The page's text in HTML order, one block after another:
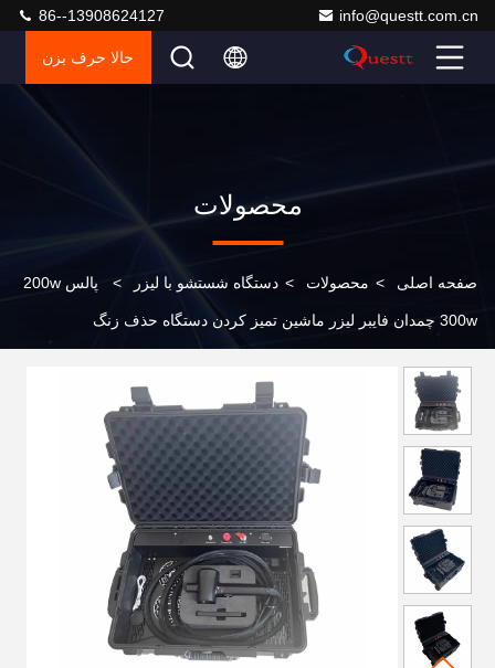
info@questt.com.cn
86--13908624127
حالا حرف بزن
محصولات
صفحه اصلی > محصولات > دستگاه شستشو با لیزر > پالس 200w
300w چمدان فايبر ليزر ماشین تمیز کردن دستگاه حذف زنگ